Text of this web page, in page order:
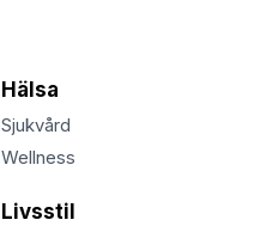
Hälsa
Sjukvård
Wellness
Livsstil